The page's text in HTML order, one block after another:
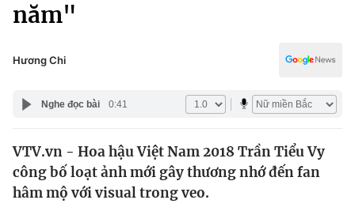
Xã hội
Pháp luật
Y tế
Thế giới
Tin tức
Kinh tế
Văn hóa - Giải trí
năm"
Hương Chi
Nghe đọc bài 0:41
VTV.vn - Hoa hậu Việt Nam 2018 Trần Tiểu Vy
công bố loạt ảnh mới gây thương nhớ đến fan
hâm mộ với visual trong veo.